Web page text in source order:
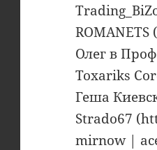
Олег в
Toxariks
Геша
Strado67
mirnow |